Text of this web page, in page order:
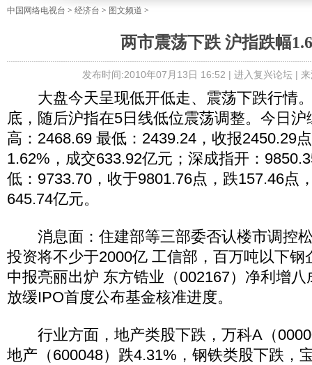
中国网络电视台 > 经济台 > 图文频道 >
两市震荡下跌 沪指跌幅
发布时间:2010年07月13日 16:52 | 进入复兴论坛| 来
大盘今天呈现低开低走、震荡下跌行情
底，随后沪指在5日线低位震荡调整。今日
高：2468.69 最低：2439.24，收报2450.29
1.62%，成交633.92亿元；深成指开：
低：9733.70，收于9801.76点，跌157.46点
645.74亿元。
消息面：住建部等三部委否认楼市调控
投资将不少于2000亿 工信部，百万吨以下钢
中报亮丽出炉 东方锆业（002167）净利增
放缓IPO首度公布基金核准进度。
行业方面，地产类股下跌，万科A（
地产（600048）跌4.31%，钢铁类股下跌，